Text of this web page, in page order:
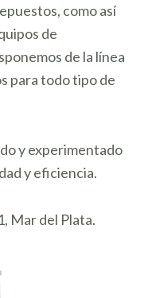
como así
de
de la línea
para todo tipo de
y experimentado
y eficiencia.
Mar del Plata.